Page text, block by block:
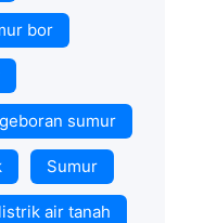
bor
sumur
Sumur
air tanah